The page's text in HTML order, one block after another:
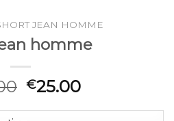
JEAN HOMME
homme
€25.00